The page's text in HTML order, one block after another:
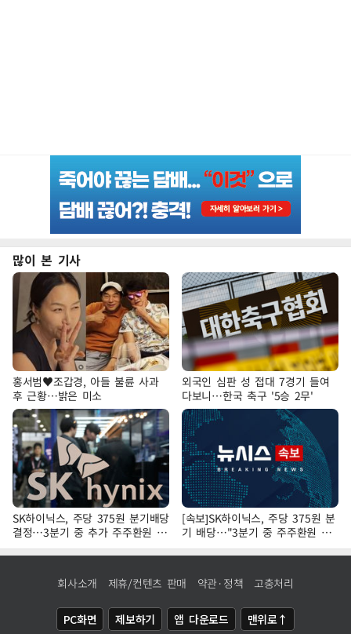
많이 본 기사
홍서범♥조갑경, 아들 불륜 사과
후 근황…밝은 미소
외국인 심판 성 접대 7경기 들여
다보니…한국 축구 '5승 2무'
SK하이닉스, 주당 375원 분기배당
결정…3분기 중 추가 주주환원 발
표
[속보]SK하이닉스, 주당 375원 분
기 배당…"3분기 중 주주환원 방
안 확정"
회사소개 제휴/컨텐츠 판매 약관·정책 고충처리
PC화면 제보하기 앱 다운로드 맨위로↑